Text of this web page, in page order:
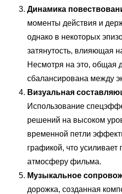
Динамика
моменты действия и
однако в некоторых
затянутость, влияющая
Несмотря на это, общая
сбалансирована между
Визуальная
Использование
решений на высоком
временной петли
графикой, что
атмосферу фильма.
Музыкальное
дорожка, созданная